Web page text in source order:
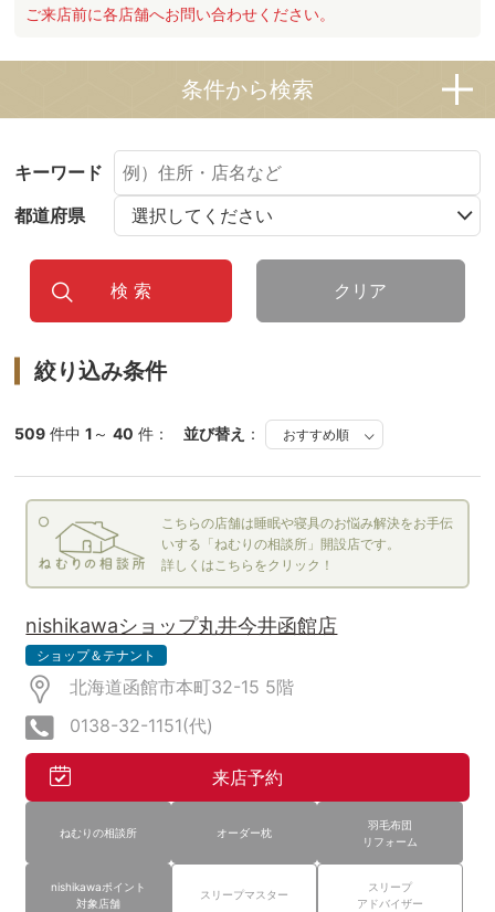
ご来店前に各店舗へお問い合わせください。
条件から検索
キーワード
都道府県
クリア
絞り込み条件
509 件中1 ～40 件： 並び替え ：
こちらの店舗は睡眠や寝具のお悩み解決をお手伝
いする「ねむりの相談所」開設店です。
詳しくはこちらをクリック！
nishikawaショップ丸井今井函館店
ショップ＆テナント
北海道函館市本町32-15 5階
0138-32-1151(代)
来店予約
ねむりの相談所 オーダー枕
羽毛布団
リフォーム
nishikawaポイント
対象店舗
スリープマスター
スリープ
アドバイザー